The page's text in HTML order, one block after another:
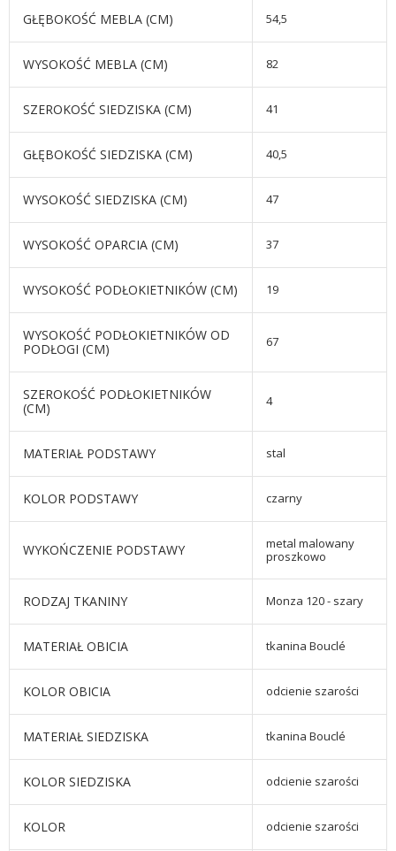
GŁĘBOKOŚĆ MEBLA (CM) 54,5
WYSOKOŚĆ MEBLA (CM) 82
SZEROKOŚĆ SIEDZISKA (CM) 41
GŁĘBOKOŚĆ SIEDZISKA (CM) 40,5
WYSOKOŚĆ SIEDZISKA (CM) 47
WYSOKOŚĆ OPARCIA (CM) 37
WYSOKOŚĆ PODŁOKIETNIKÓW (CM) 19
WYSOKOŚĆ PODŁOKIETNIKÓW OD
PODŁOGI (CM)
67
SZEROKOŚĆ PODŁOKIETNIKÓW
(CM)
4
MATERIAŁ PODSTAWY stal
KOLOR PODSTAWY czarny
WYKOŃCZENIE PODSTAWY
metal malowany
proszkowo
RODZAJ TKANINY Monza 120 - szary
MATERIAŁ OBICIA tkanina Bouclé
KOLOR OBICIA odcienie szarości
MATERIAŁ SIEDZISKA tkanina Bouclé
KOLOR SIEDZISKA odcienie szarości
KOLOR odcienie szarości